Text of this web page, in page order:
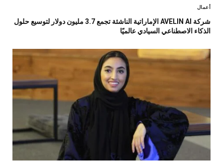
أعمال
شركة AVELIN AI الإماراتية الناشئة تجمع 3.7 مليون دولار لتوسيع حلول
الذكاء الاصطناعي السيادي عالميًا